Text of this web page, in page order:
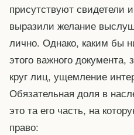
присутствуют свидетели
выразили желание
лично. Однако, каким бы
этого важного документа,
круг лиц, ущемление
Обязательная доля в
это та его часть, на
право: